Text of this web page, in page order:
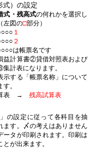
式）の設定
式・残高式の何れかを選択し
（左図の□部分）
１
２
票名です
益計算書②貸借対照表および
計表になります。
示する「帳票名称」について
。
算表 → 残高試算表
の設定に従って各科目を抽
ます。〆の考えはありません
ータが印刷されます。印刷は
が出来ます。